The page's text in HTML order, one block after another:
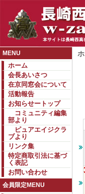
MENU
ホーム
会長あいさつ
在京同窓会について
活動報告
お知らせートップ
コミュニティ編集
部より
ピュアエイジクラ
ブより
リンク集
特定商取引法に基づ
く表記
お問い合わせ
会員限定MENU